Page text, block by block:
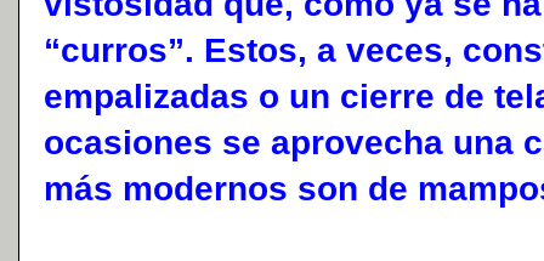
“curros”. Estos, a veces,
empalizadas o un cierre de
ocasiones se aprovecha una
más modernos son de